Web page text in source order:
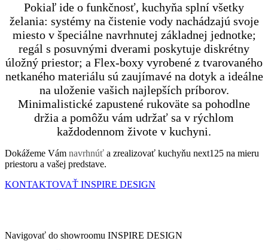
Pokiaľ ide o funkčnosť, kuchyňa splní všetky
želania: systémy na čistenie vody nachádzajú svoje
miesto v špeciálne navrhnutej základnej jednotke;
regál s posuvnými dverami poskytuje diskrétny
úložný priestor; a Flex-boxy vyrobené z tvarovaného
netkaného materiálu sú zaujímavé na dotyk a ideálne
na uloženie vašich najlepších príborov.
Minimalistické zapustené rukoväte sa pohodlne
držia a pomôžu vám udržať sa v rýchlom
každodennom živote v kuchyni.
Dokážeme Vám navrhnúť a zrealizovať kuchyňu next125 na mieru
priestoru a vašej predstave.
KONTAKTOVAŤ INSPIRE DESIGN
Navigovať do showroomu INSPIRE DESIGN